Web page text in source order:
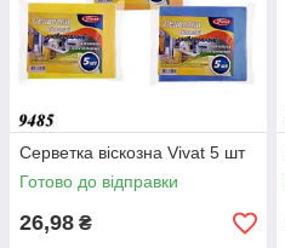
Серветка віскозна Vivat 5 шт
Готово до відправки
26,98 ₴